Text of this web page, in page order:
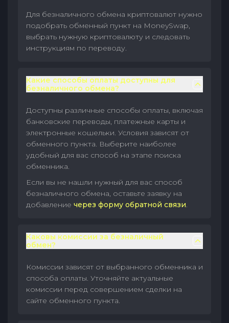
Для безналичного обмена криптовалют нужно
подобрать обменный пункт на MoneySwap,
выбрать нужную криптовалюту и следовать
инструкциям по переводу.
Какие способы оплаты доступны для
безналичного обмена?
Доступны различные способы оплаты, включая
банковские переводы, платежные карты и
электронные кошельки. Условия зависят от
обменного пункта. Выберите наиболее
удобный для вас способ на этапе поиска
обменника.
Если вы не нашли нужный для вас способ
безналичного обмена, оставьте заявку на
добавление через форму обратной связи.
Каковы комиссии за безналичный
обмен?
Комиссии зависят от выбранного обменника и
способа оплаты. Уточняйте актуальные
комиссии перед совершением сделки на
сайте обменного пункта.